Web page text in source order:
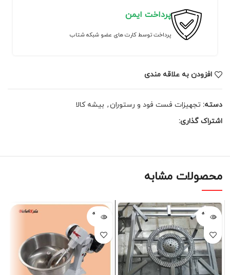
پرداخت ایمن
پرداخت توسط کارت های عضو شبکه شتاب
افزودن به علاقه مندی
دسته: تجهیزات فست فود و رستوران, بیشه کالا
اشتراک گذاری:
محصولات مشابه
فروخته
شده
فروخته
شده